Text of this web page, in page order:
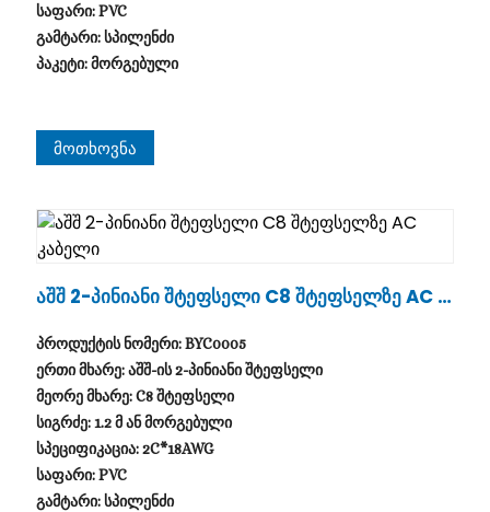
საფარი: PVC
გამტარი: სპილენძი
პაკეტი: მორგებული
Მოთხოვნა
Აშშ 2-Პინიანი Შტეფსელი C8 Შტეფსელზე AC Კ
პროდუქტის ნომერი: BYC0005
ერთი მხარე: აშშ-ის 2-პინიანი შტეფსელი
მეორე მხარე: C8 შტეფსელი
სიგრძე: 1.2 მ ან მორგებული
სპეციფიკაცია: 2C*18AWG
საფარი: PVC
გამტარი: სპილენძი